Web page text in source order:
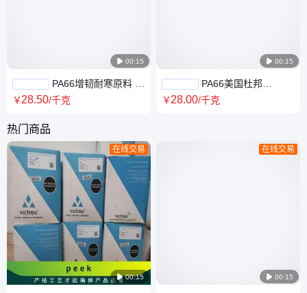
 00:15
PA66增韧耐寒原料 美
国杜邦 ST801 NC010 工程塑
￥28.50/千克
 00:15
PA66美国杜邦
70G33L尼龙玻纤 防火阻燃级
￥28.00/千克
热门商品
 00:15
在线交易
 00:15
在线交易